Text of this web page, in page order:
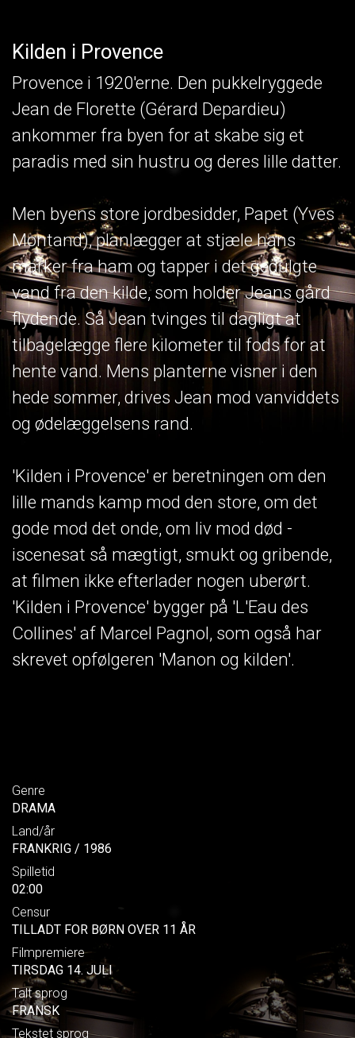
Kilden i Provence
Provence i 1920'erne. Den pukkelryggede
Jean de Florette (Gérard Depardieu)
ankommer fra byen for at skabe sig et
paradis med sin hustru og deres lille datter.
Men byens store jordbesidder, Papet (Yves
Montand), planlægger at stjæle hans
marker fra ham og tapper i det gedulgte
vand fra den kilde, som holder Jeans gård
flydende. Så Jean tvinges til dagligt at
tilbagelægge flere kilometer til fods for at
hente vand. Mens planterne visner i den
hede sommer, drives Jean mod vanviddets
og ødelæggelsens rand.
'Kilden i Provence' er beretningen om den
lille mands kamp mod den store, om det
gode mod det onde, om liv mod død -
iscenesat så mægtigt, smukt og gribende,
at filmen ikke efterlader nogen uberørt.
'Kilden i Provence' bygger på 'L'Eau des
Collines' af Marcel Pagnol, som også har
skrevet opfølgeren 'Manon og kilden'.
Genre
DRAMA
Land/år
FRANKRIG / 1986
Spilletid
02:00
Censur
TILLADT FOR BØRN OVER 11 ÅR
Filmpremiere
TIRSDAG 14. JULI
Talt sprog
FRANSK
Tekstet sprog